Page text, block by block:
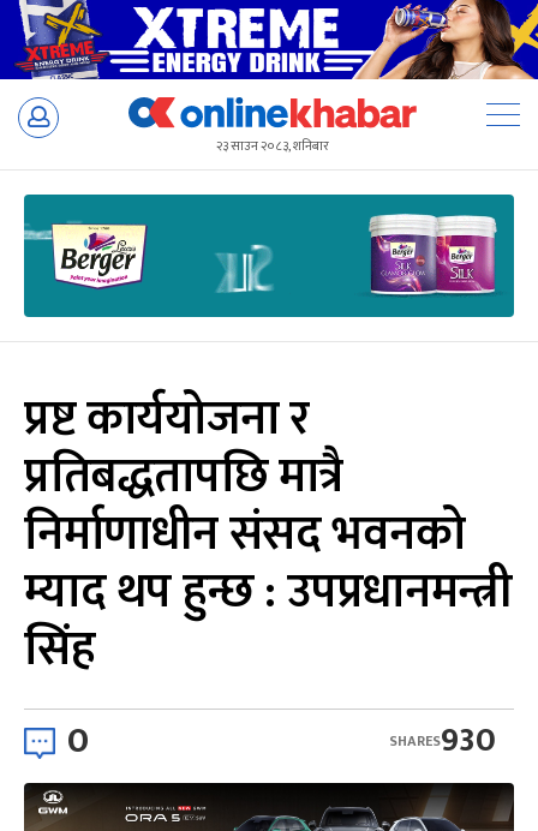
Skip
२३ साउन २०८३, शनिबार
प्रष्ट कार्ययोजना र
प्रतिबद्धतापछि मात्रै
निर्माणाधीन संसद भवनको
म्याद थप हुन्छ : उपप्रधानमन्त्री
सिंह
0 930
SHARES